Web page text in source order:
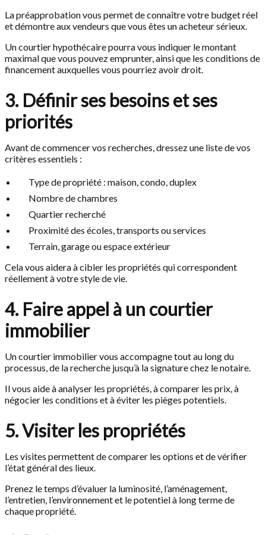
La préapprobation vous permet de connaître votre budget réel
et démontre aux vendeurs que vous êtes un acheteur sérieux.
Un courtier hypothécaire pourra vous indiquer le montant
maximal que vous pouvez emprunter, ainsi que les conditions de
financement auxquelles vous pourriez avoir droit.
3. Définir ses besoins et ses
priorités
Avant de commencer vos recherches, dressez une liste de vos
critères essentiels :
Type de propriété : maison, condo, duplex
Nombre de chambres
Quartier recherché
Proximité des écoles, transports ou services
Terrain, garage ou espace extérieur
Cela vous aidera à cibler les propriétés qui correspondent
réellement à votre style de vie.
4. Faire appel à un courtier
immobilier
Un courtier immobilier vous accompagne tout au long du
processus, de la recherche jusqu’à la signature chez le notaire.
Il vous aide à analyser les propriétés, à comparer les prix, à
négocier les conditions et à éviter les pièges potentiels.
5. Visiter les propriétés
Les visites permettent de comparer les options et de vérifier
l’état général des lieux.
Prenez le temps d’évaluer la luminosité, l’aménagement,
l’entretien, l’environnement et le potentiel à long terme de
chaque propriété.